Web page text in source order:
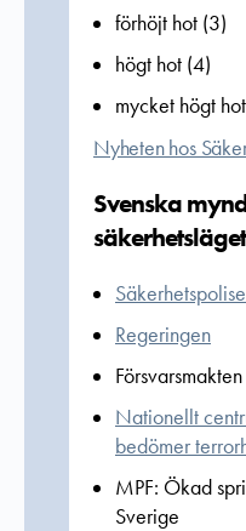
förhöjt hot (3)
högt hot (4)
mycket högt
Nyheten hos
Svenska
säkerhetsläget
Regeringen
Försvarsmakten
Nationellt
bedömer
MPF: Ökad
Sverige